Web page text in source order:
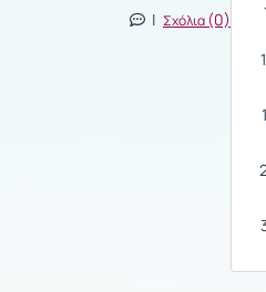
| Σχόλια (0)